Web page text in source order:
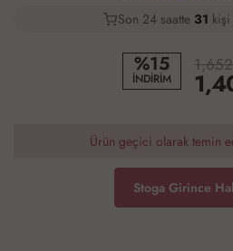
24
Son 24 saatte 3310
%15
İNDİRİM
Ürün geçici olarak temin
Stoga Girince